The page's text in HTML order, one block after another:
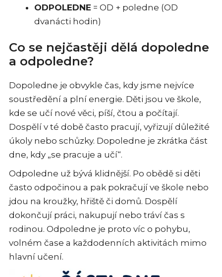
ODPOLEDNE = OD + poledne (OD
dvanácti hodin)
Co se nejčastěji dělá dopoledne
a odpoledne?
Dopoledne je obvykle čas, kdy jsme nejvíce
soustředění a plní energie. Děti jsou ve škole,
kde se učí nové věci, píší, čtou a počítají.
Dospělí v té době často pracují, vyřizují důležité
úkoly nebo schůzky. Dopoledne je zkrátka část
dne, kdy „se pracuje a učí“.
Odpoledne už bývá klidnější. Po obědě si děti
často odpočinou a pak pokračují ve škole nebo
jdou na kroužky, hřiště či domů. Dospělí
dokončují práci, nakupují nebo tráví čas s
rodinou. Odpoledne je proto víc o pohybu,
volném čase a každodenních aktivitách mimo
hlavní učení.